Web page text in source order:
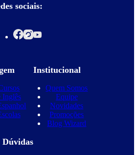
sociais:
Inglês
Institucional
Quem Somos
Equipe
Novidades
Promoções
Blog Wizard
Dúvidas